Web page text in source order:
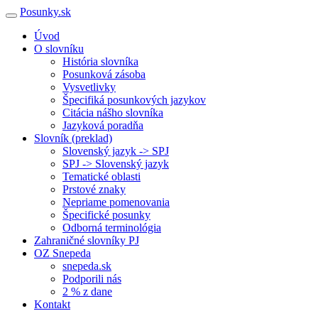
Posunky.sk
Úvod
O slovníku
História slovníka
Posunková zásoba
Vysvetlivky
Špecifiká posunkových jazykov
Citácia nášho slovníka
Jazyková poradňa
Slovník (preklad)
Slovenský jazyk -> SPJ
SPJ -> Slovenský jazyk
Tematické oblasti
Prstové znaky
Nepriame pomenovania
Špecifické posunky
Odborná terminológia
Zahraničné slovníky PJ
OZ Snepeda
snepeda.sk
Podporili nás
2 % z dane
Kontakt